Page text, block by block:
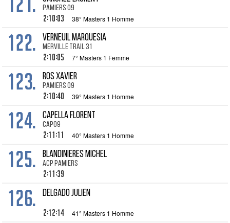
Pamiers 09
2:10:03 38° Masters 1 Homme
122. VERNEUIL Marquesia
Merville trail 31
2:10:05 7° Masters 1 Femme
123. ROS Xavier
Pamiers 09
2:10:40 39° Masters 1 Homme
124. CAPELLA Florent
CAP09
2:11:11 40° Masters 1 Homme
125. BLANDINIERES Michel
ACP PAMIERS
2:11:39
126. DELGADO Julien
2:12:14 41° Masters 1 Homme